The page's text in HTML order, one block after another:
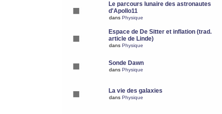
Le parcours lunaire des astronautes
d'Apollo11
dans Physique
Espace de De Sitter et inflation (trad.
article de Linde)
dans Physique
Sonde Dawn
dans Physique
La vie des galaxies
dans Physique